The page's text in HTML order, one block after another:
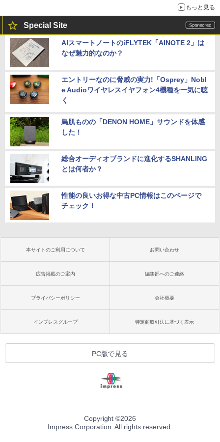
もっと見る
Special Site
AIスマートノートのiFLYTEK「AINOTE 2」は
なぜ魅力的なのか？
エントリーなのに脅威の実力!「Osprey」Nobl
e Audioワイヤレスイヤフォン4機種を一気に聴
く
鳥肌ものの「DENON HOME」サウンドを体感
した！
総合オーディオブランドに進化するSHANLING
とは何者か？
性能の良いお得な中古PC情報はこのページで
チェック！
本サイトのご利用について お問い合わせ
広告掲載のご案内 編集部へのご連絡
プライバシーポリシー 会社概要
インプレスグループ 特定商取引法に基づく表示
PC版で見る
Copyright ©2026
Impress Corporation. All rights reserved.